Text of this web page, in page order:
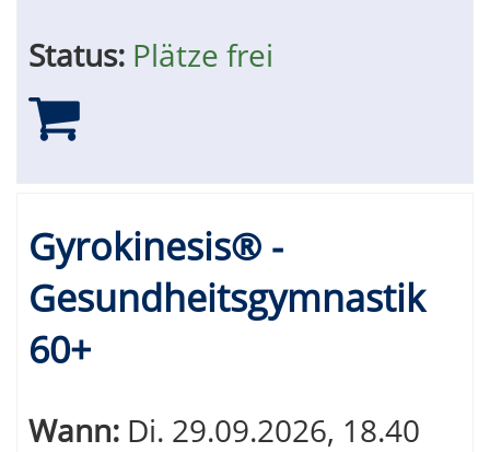
Status: Plätze frei
Gyrokinesis® -
Gesundheitsgymnastik
60+
Wann: Di. 29.09.2026, 18.40